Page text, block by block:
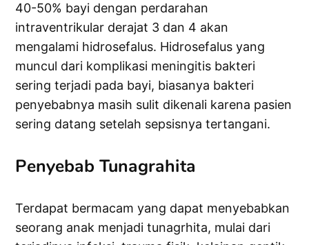
40-50% bayi dengan perdarahan
intraventrikular derajat 3 dan 4 akan
mengalami hidrosefalus. Hidrosefalus yang
muncul dari komplikasi meningitis bakteri
sering terjadi pada bayi, biasanya bakteri
penyebabnya masih sulit dikenali karena pasien
sering datang setelah sepsisnya tertangani.
Penyebab Tunagrahita
Terdapat bermacam yang dapat menyebabkan
seorang anak menjadi tunagrhita, mulai dari